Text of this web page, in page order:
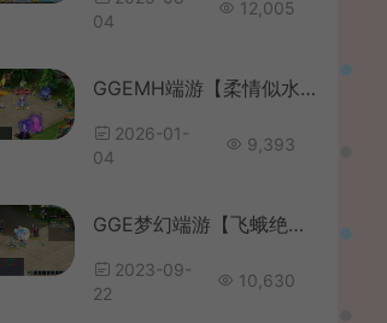
04
12,005
GGEMH端游【柔情似水5超变免授权】最新整理WIN系服务端+PC客户端+网关+详细搭建教程+全套源码
2026-01-
04
9,393
GGE梦幻端游【飞蛾绝世三经脉】最新整理WIN系一键服务端+PC客户端+GM工具+全套源码+完整攻略
2023-09-
22
10,630